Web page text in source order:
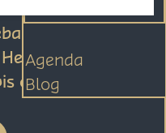
Agenda
Blog
Winter,
hele jaar rond
op tafel zetten.